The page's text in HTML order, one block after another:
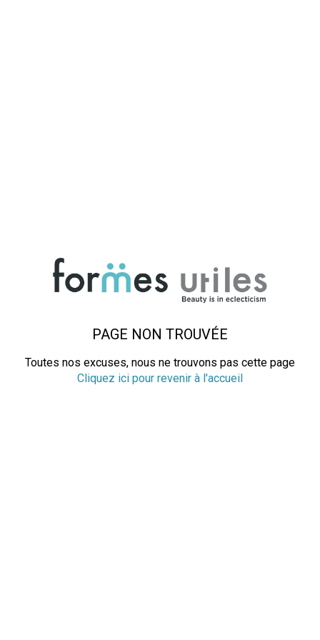
PAGE NON TROUVÉE
Toutes nos excuses, nous ne trouvons pas cette page
Cliquez ici pour revenir à l'accueil